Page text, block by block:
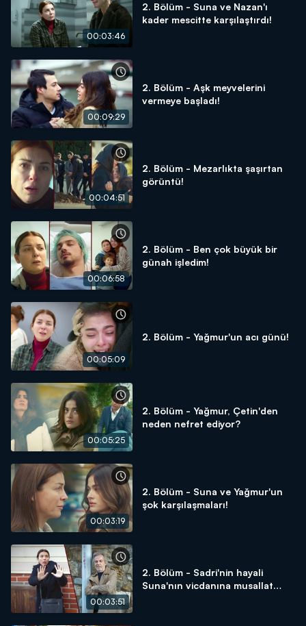
00:03:46
2. Bölüm - Suna ve Nazan'ı
kader mescitte karşılaştırdı!
00:09:29
2. Bölüm - Aşk meyvelerini
vermeye başladı!
00:04:51
2. Bölüm - Mezarlıkta şaşırtan
görüntü!
00:06:58
2. Bölüm - Ben çok büyük bir
günah işledim!
00:05:09
2. Bölüm - Yağmur'un acı günü!
00:05:25
2. Bölüm - Yağmur, Çetin'den
neden nefret ediyor?
00:03:19
2. Bölüm - Suna ve Yağmur'un
şok karşılaşmaları!
00:03:51
2. Bölüm - Sadri'nin hayali
Suna'nın vicdanına musallat